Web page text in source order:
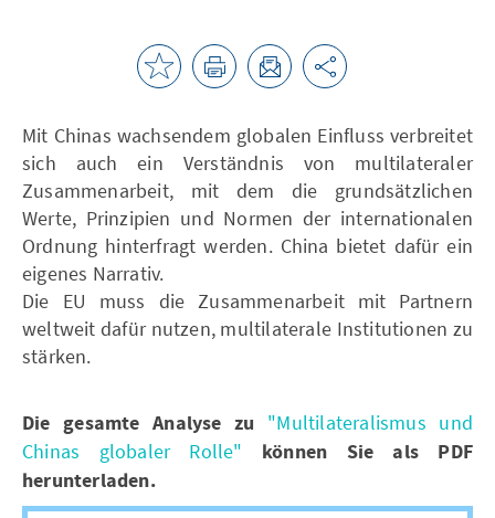
Mit Chinas wachsendem globalen Einfluss verbreitet
sich auch ein Verständnis von multilateraler
Zusammenarbeit, mit dem die grundsätzlichen
Werte, Prinzipien und Normen der internationalen
Ordnung hinterfragt werden. China bietet dafür ein
eigenes Narrativ.
Die EU muss die Zusammenarbeit mit Partnern
weltweit dafür nutzen, multilaterale Institutionen zu
stärken.
Die gesamte Analyse zu "Multilateralismus und
Chinas globaler Rolle" können Sie als PDF
herunterladen.